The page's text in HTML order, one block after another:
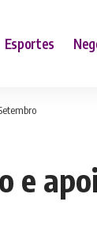
Esportes
e